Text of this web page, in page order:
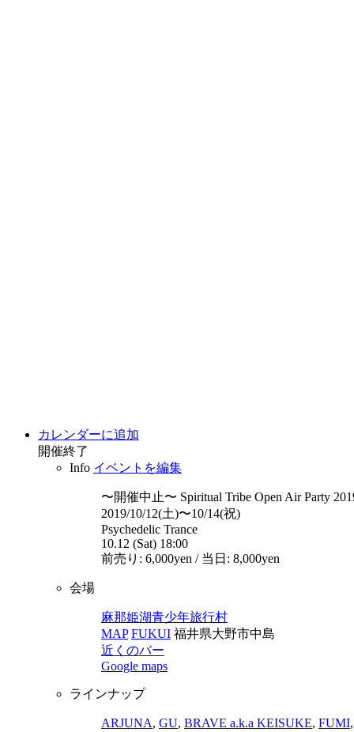
カレンダーに追加
開催終了
Info イベントを編集
〜開催中止〜 Spiritual Tribe Open Air Party
2019/10/12(土)〜10/14(祝)
Psychedelic Trance
10.12 (Sat) 18:00
前売り: 6,000yen / 当日: 8,000yen
会場
麻那姫湖青少年旅行村
MAP FUKUI 福井県大野市中島
近くのバー
Google maps
ラインナップ
ARJUNA, GU, BRAVE a.k.a KEISUKE, FUMI